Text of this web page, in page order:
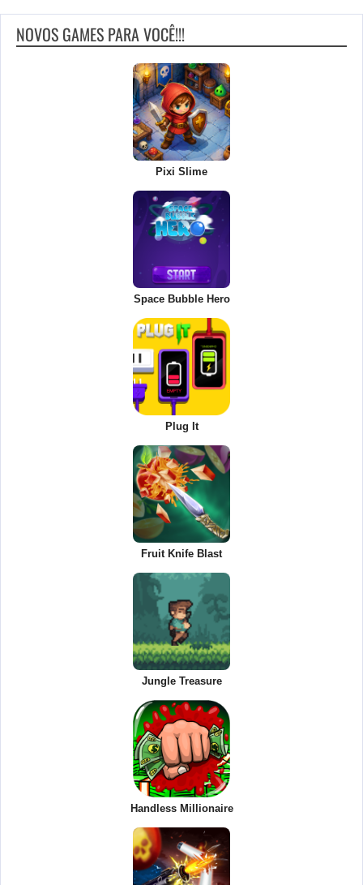
NOVOS GAMES PARA VOCÊ!!!
Pixi Slime
Space Bubble Hero
Plug It
Fruit Knife Blast
Jungle Treasure
Handless Millionaire